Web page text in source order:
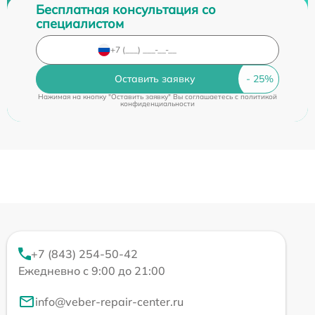
Бесплатная консультация со
специалистом
Оставить заявку
Нажимая на кнопку "Оставить заявку" Вы соглашаетесь cполитикой
конфиденциальности
+7 (843) 254-50-42
Ежедневно с 9:00 до 21:00
info@veber-repair-center.ru